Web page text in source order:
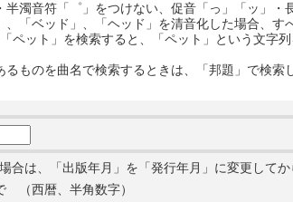
濁音符「゜」をつけない、促音「っ」「ッ」・
、「ベッド」、「ヘッド」を清音化した場合、す
ペット」を検索すると、「ペット」という文字
ものを曲名で検索するときは、「邦題」で検索
は、「出版年月」を「発行年月」に変更してか
（西暦、半角数字）